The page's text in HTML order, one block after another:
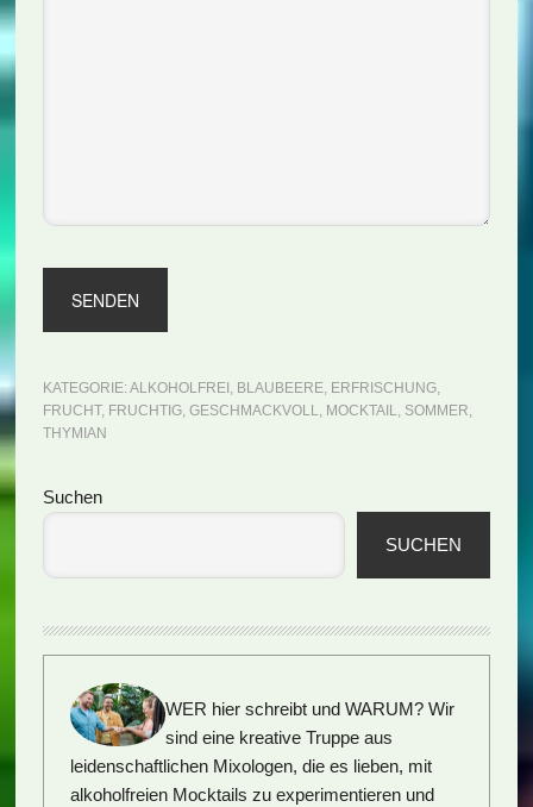
KATEGORIE: ALKOHOLFREI , BLAUBEERE, ERFRISCHUNG,
FRUCHT, FRUCHTIG, GESCHMACKVOLL, MOCKTAIL, SOMMER,
THYMIAN
Seitenspalte
Suchen
SUCHEN
WER hier schreibt und WARUM? Wir
sind eine kreative Truppe aus
leidenschaftlichen Mixologen, die es lieben, mit
alkoholfreien Mocktails zu experimentieren und